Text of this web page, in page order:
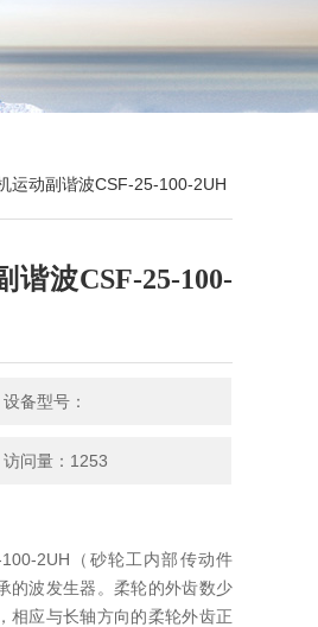
运动副谐波CSF-25-100-2UH
波CSF-25-100-
设备型号：
访问量：1253
2UH（砂轮工内部传动件
的波发生器。柔轮的外齿数少
相应与长轴方向的柔轮外齿正